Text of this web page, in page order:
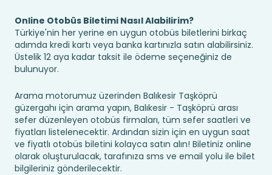
Online Otobüs Biletimi Nasıl Alabilirim?
Türkiye'nin her yerine en uygun otobüs biletlerini birkaç
adımda kredi kartı veya banka kartınızla satın alabilirsiniz.
Üstelik 12 aya kadar taksit ile ödeme seçeneğiniz de
bulunuyor.
Arama motorumuz üzerinden Balıkesir Taşköprü
güzergahı için arama yapın, Balıkesir - Taşköprü arası
sefer düzenleyen otobüs firmaları, tüm sefer saatleri ve
fiyatları listelenecektir. Ardından sizin için en uygun saat
ve fiyatlı otobüs biletini kolayca satın alın! Biletiniz online
olarak oluşturulacak, tarafınıza sms ve email yolu ile bilet
bilgileriniz gönderilecektir.